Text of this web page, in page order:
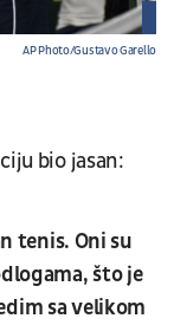
AP Photo/Gustavo Garello
bio jasan:
tenis. Oni su
što je
sa velikom